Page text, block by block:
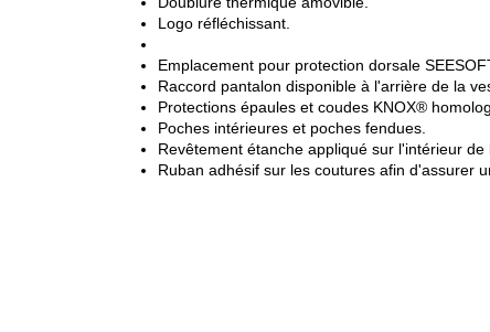
Logo réfléchissant.
Emplacement pour protection dorsale
Raccord pantalon disponible à l'arrière de la
Protections épaules et coudes KNOX®
Poches intérieures et poches fendues.
Revêtement étanche appliqué sur l'intérieur
Ruban adhésif sur les coutures afin d'assurer